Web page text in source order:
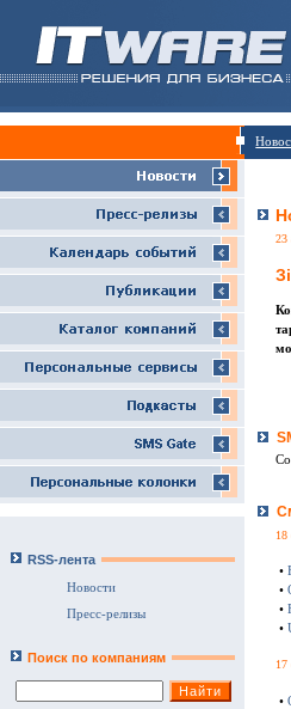
RSS-лента
Новости
Пресс-релизы
Поиск по компаниям
23
18
•
•
•
•
17
•